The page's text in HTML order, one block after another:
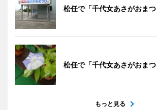
松任で「千代女あさがおまつ
松任で「千代女あさがおまつ
もっと見る